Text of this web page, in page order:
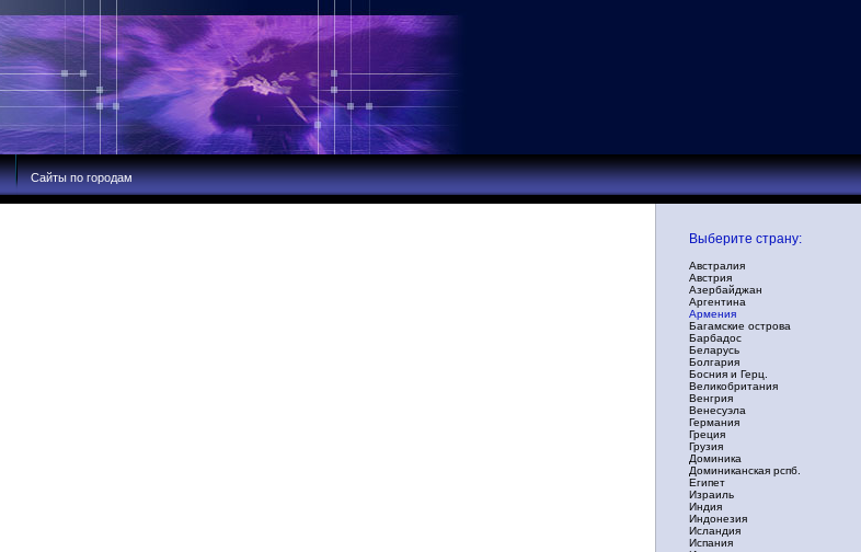
Сайты по городам
Выберите страну:
Австралия
Австрия
Азербайджан
Аргентина
Армения
Багамские острова
Барбадос
Беларусь
Болгария
Босния и Герц.
Великобритания
Венгрия
Венесуэла
Германия
Греция
Грузия
Доминика
Доминиканская рспб.
Египет
Израиль
Индия
Индонезия
Исландия
Испания